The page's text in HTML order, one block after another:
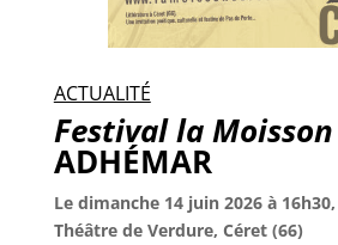
ACTUALITÉ
Festival la Moisson
ADHÉMAR
Le dimanche 14 juin 2026 à
Théâtre de Verdure, Céret (66)